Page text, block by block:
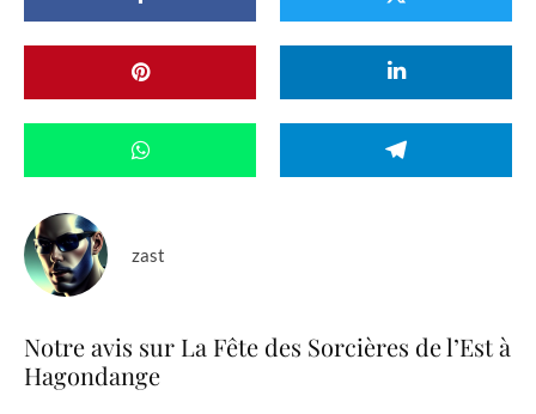
zast
Notre avis sur La Fête des Sorcières de l’Est à
Hagondange